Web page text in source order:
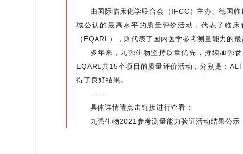
由国际临床化学联合会（IFCC）主办、德国
域公认的最高水平的质量评价活动，代表了临
（EQARL），则代表了国内医学参考测量能力的最
多年来，九强生物坚持质量优先，持续加强
EQARL共15个项目的质量评价活动，分别是：
得了良好结果。
具体详情请点击链接进行查看：
九强生物2021参考测量能力验证活动结果公示